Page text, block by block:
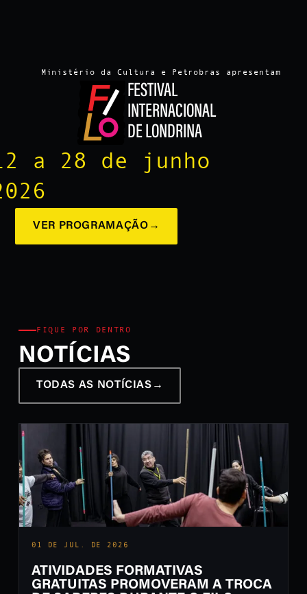
Ministério da Cultura e Petrobras apresentam
FESTIVAL
INTERNACIONAL
DE LONDRINA
a 28 de junho
VER PROGRAMAÇÃO →
FIQUE POR DENTRO
NOTÍCIAS
TODAS AS NOTÍCIAS →
01 DE JUL. DE 2026
ATIVIDADES FORMATIVAS
GRATUITAS PROMOVERAM A TROCA